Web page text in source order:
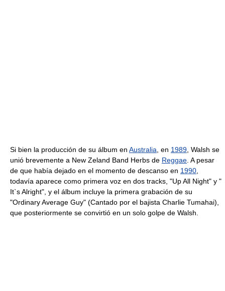
Si bien la producción de su álbum en Australia , en 1989 , Walsh se
unió brevemente a New Zeland Band Herbs de Reggae . A pesar
de que había dejado en el momento de descanso en 1990
todavía aparece como primera voz en dos tracks, "Up All Night" y "
It`s Alright", y el álbum incluye la primera grabación de su
"Ordinary Average Guy" (Cantado por el bajista Charlie Tumahai),
que posteriormente se convirtió en un solo golpe de Walsh.